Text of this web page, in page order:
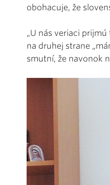
obohacuje, že
„U nás veriaci
na druhej strane
smutní, že navonok